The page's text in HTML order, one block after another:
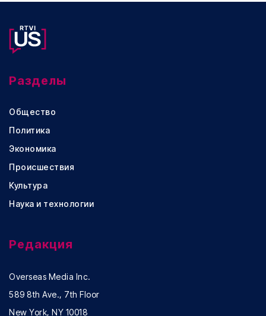
Разделы
Общество
Политика
Экономика
Происшествия
Культура
Наука и технологии
Редакция
Overseas Media Inc.
589 8th Ave., 7th Floor
New York, NY 10018